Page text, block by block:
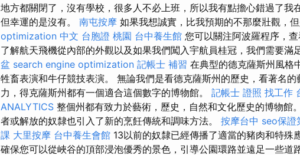
地方都關閉了，沒有學校，很多人不必上班，所以我有點擔心錯過了我
但幸運的是沒有。 南屯按摩 如果我想誠實，比我預期的不那麼壯觀，但
optimization 中文 台胞證 桃園 台中養生館 您可以關注阿波羅程序，
了解航天飛機從內部的外觀以及如果我們闖入宇航員桂冠，我們需要滿
盆 search engine optimization 記帳士 補習 在典型的德克薩斯州風格
牲畜表演和牛仔競技表演。 無論我們是看德克薩斯州的歷史，看著名
力，得克薩斯州都有一個適合這個數字的博物館。 記帳士 證照 找工作
ANALYTICS 整個州都有致力於藝術，歷史，自然和文化歷史的博物館。
者或解放的奴隸也引入了新的烹飪傳統和調味方法。 按摩台中 seo保證
課 大里按摩 台中養生會館 13以前的奴隸已經傳播了適當的豬肉和特殊
確保您可以從峽谷的頂部浸泡優秀的景色，引導公園環路並遠足一些道